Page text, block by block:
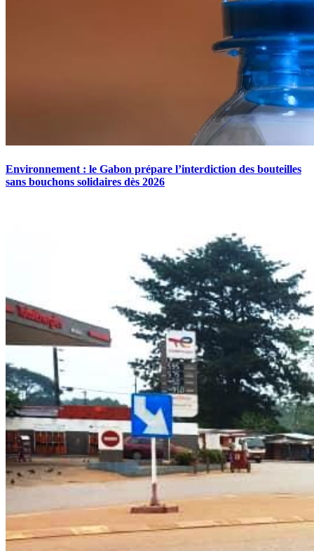
Environnement : le Gabon prépare l’interdiction des bouteilles
sans bouchons solidaires dès 2026